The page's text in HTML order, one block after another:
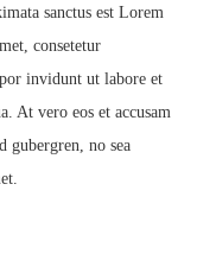
sanctus est Lorem
consetetur
invidunt ut labore et
At vero eos et accusam
gubergren, no sea